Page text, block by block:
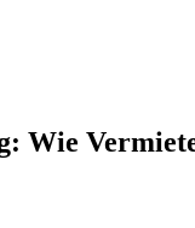
Wie